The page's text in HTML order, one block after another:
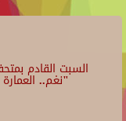
السبت القادم
"نغم..